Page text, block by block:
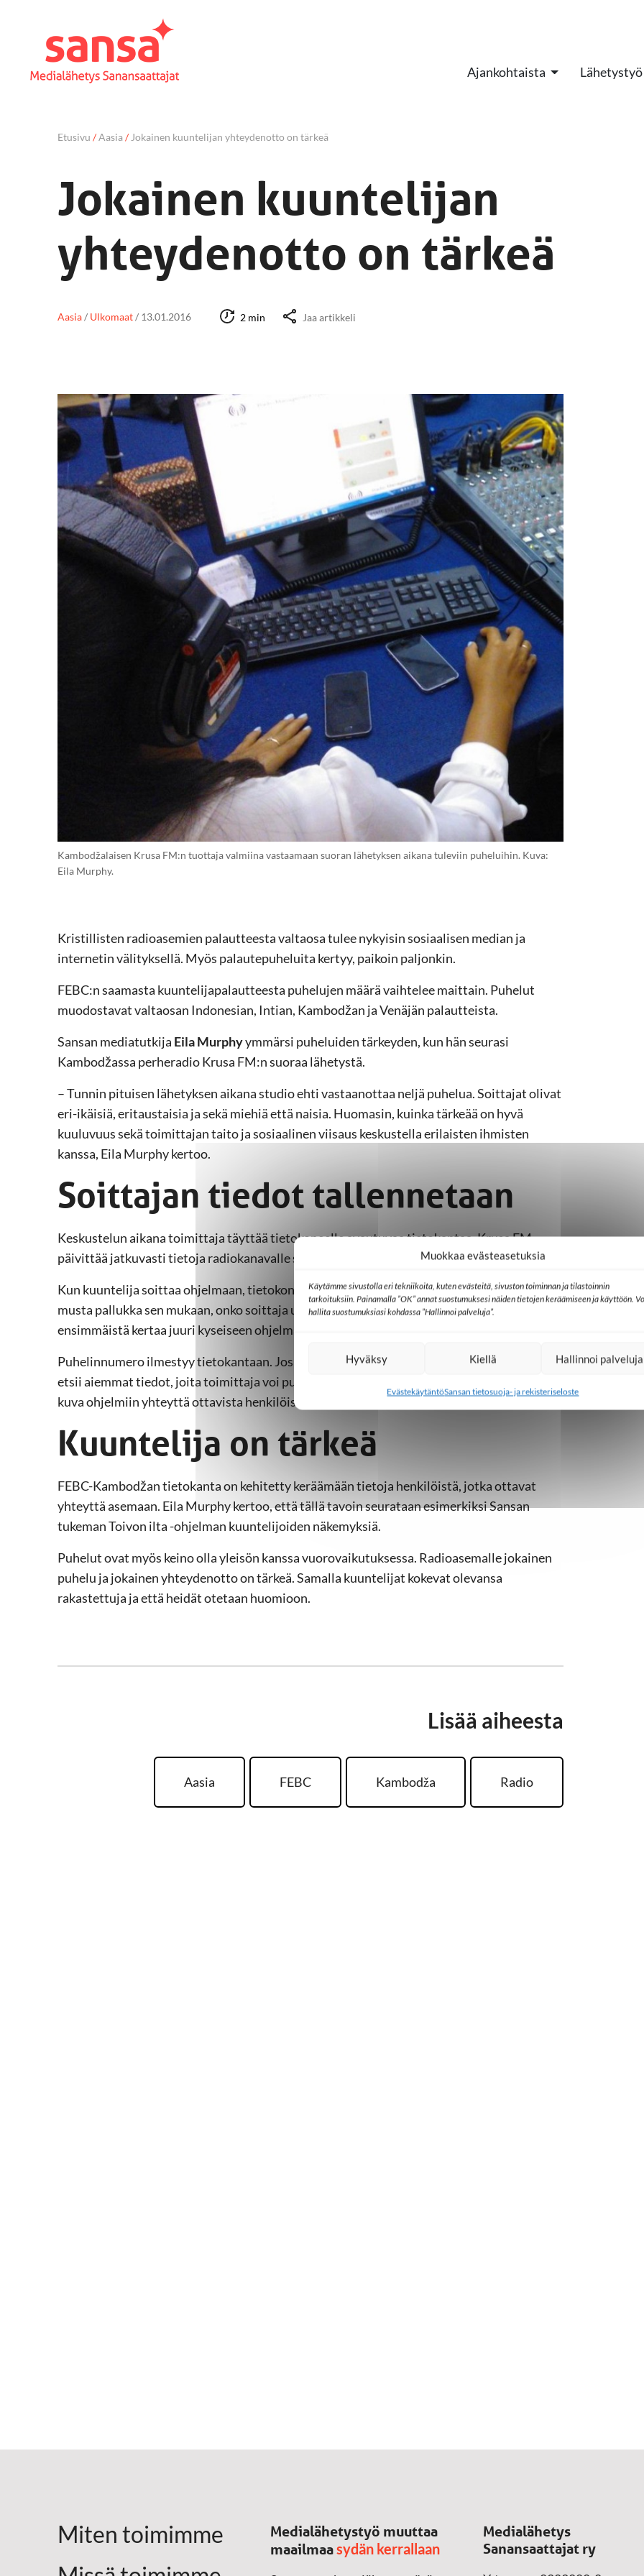
Muokkaa evästeasetuksia
Käytämme sivustolla eri tekniikoita, kuten evästeitä, sivuston toiminnan ja tilastoinnin
tarkoituksiin. Painamalla ”OK” annat suostumuksesi näiden tietojen keräämiseen ja käyttöön.
hallita suostumuksiasi kohdassa ”Hallinnoi palveluja”.
Hyväksy Kiellä Hallinnoi palveluja
EvästekäytäntöSansan tietosuoja- ja rekisteriseloste
Ajankohtaista Lähetystyö
Etusivu /Aasia/ Jokainen kuuntelijan yhteydenotto on tärkeä
Jokainen kuuntelijan
yhteydenotto on tärkeä
Aasia/ Ulkomaat/ 13.01.2016 2 min Jaa artikkeli
Kambodžalaisen Krusa FM:n tuottaja valmiina vastaamaan suoran lähetyksen aikana tuleviin puheluihin. Kuva:
Eila Murphy.
Kristillisten radioasemien palautteesta valtaosa tulee nykyisin sosiaalisen median ja
internetin välityksellä. Myös palautepuheluita kertyy, paikoin paljonkin.
FEBC:n saamasta kuuntelijapalautteesta puhelujen määrä vaihtelee maittain. Puhelut
muodostavat valtaosan Indonesian, Intian, Kambodžan ja Venäjän palautteista.
Sansan mediatutkija Eila Murphyymmärsi puheluiden tärkeyden, kun hän seurasi
Kambodžassa perheradio Krusa FM:n suoraa lähetystä.
– Tunnin pituisen lähetyksen aikana studio ehti vastaanottaa neljä puhelua. Soittajat olivat
eri-ikäisiä, eritaustaisia ja sekä miehiä että naisia. Huomasin, kuinka tärkeää on hyvä
kuuluvuus sekä toimittajan taito ja sosiaalinen viisaus keskustella erilaisten ihmisten
kanssa, Eila Murphy kertoo.
Soittajan tiedot tallennetaan
Keskustelun aikana toimittaja täyttää tietokoneelle avautuvaa tietokantaa. Krusa FM
päivittää jatkuvasti tietoja radiokanavalle soittavista kuuntelijoista.
Kun kuuntelija soittaa ohjelmaan, tietokoneruutuun ilmestyy joko sininen, punainen tai
musta pallukka sen mukaan, onko soittaja uusi vai ennestään tuttu, ja soittaako hän
ensimmäistä kertaa juuri kyseiseen ohjelmaan vai ei.
Puhelinnumero ilmestyy tietokantaan. Jos soittaja on ennestään tuttu, tietokoneohjelma
etsii aiemmat tiedot, joita toimittaja voi puhelun aikana täydentää. Vähitellen tuottajien
kuva ohjelmiin yhteyttä ottavista henkilöistä monipuolistuu.
Kuuntelija on tärkeä
FEBC-Kambodžan tietokanta on kehitetty keräämään tietoja henkilöistä, jotka ottavat
yhteyttä asemaan. Eila Murphy kertoo, että tällä tavoin seurataan esimerkiksi Sansan
tukeman Toivon ilta -ohjelman kuuntelijoiden näkemyksiä.
Puhelut ovat myös keino olla yleisön kanssa vuorovaikutuksessa. Radioasemalle jokainen
puhelu ja jokainen yhteydenotto on tärkeä. Samalla kuuntelijat kokevat olevansa
rakastettuja ja että heidät otetaan huomioon.
Lisää aiheesta
Aasia FEBC Kambodža Radio
Miten toimimme
Medialähetystyö muuttaa
maailmaasydän kerrallaan
Medialähetys
Sanansaattajat ry